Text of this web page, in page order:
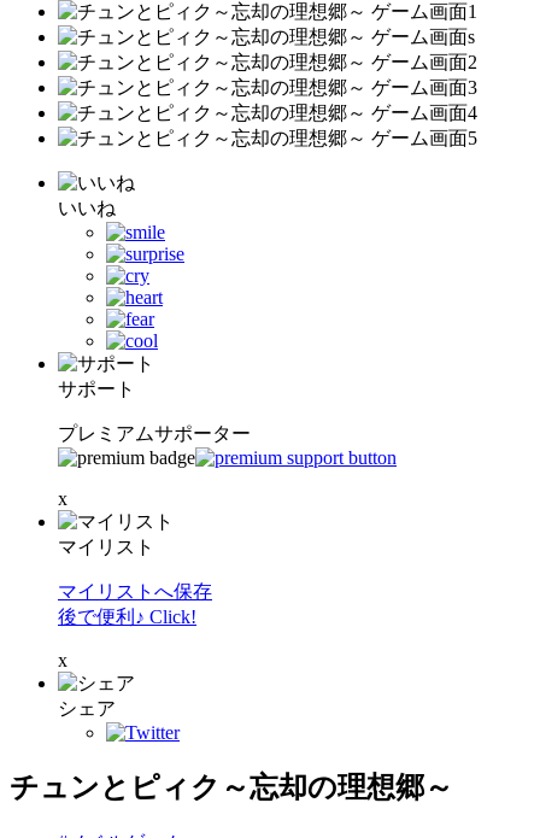
いいね
サポート
プレミアムサポーター
x
マイリスト
マイリストへ保存
後で便利♪ Click!
x
シェア
チュンとピィク～忘却の理想郷～